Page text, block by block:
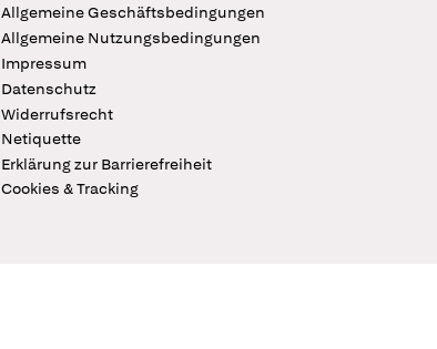
Allgemeine Geschäftsbedingungen
Allgemeine Nutzungsbedingungen
Impressum
Datenschutz
Widerrufsrecht
Netiquette
Erklärung zur Barrierefreiheit
Cookies & Tracking